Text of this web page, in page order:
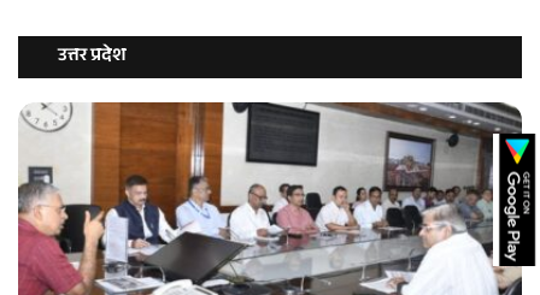
उत्तर प्रदेश